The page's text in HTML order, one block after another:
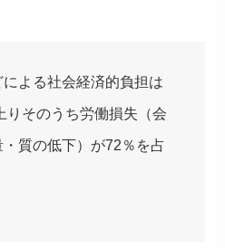
よる社会経済的負担は
りそのうち労働損失（会
質の低下）が72％を占